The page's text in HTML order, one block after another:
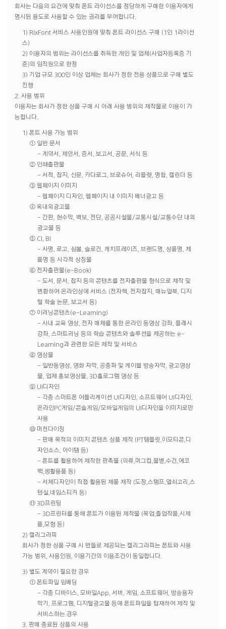
회사는 다음의 요건에 맞춰 폰트 라이선스를 정당하게 구매한 이용자에게
명시된 용도로 사용할 수 있는 권리를 부여합니다.
1) RixFont 서비스 사용인원에 맞춰 폰트 라이선스 구매 (1인 1라이선
스)
2) 이용자의 범위는 라이선스를 취득한 개인 및 업체(사업자등록증 기
준)의 임직원으로 한정
3) 기업 규모 300인 이상 업체는 회사가 정한 전용 상품으로 구매 별도
진행
2. 사용 범위
이용자는 회사가 정한 상품 구매 시 아래 사용 범위의 제작물로 이용이 가
능합니다.
1) 폰트 사용 가능 범위
① 일반 문서
- 계약서, 제안서, 증서, 보고서, 공문, 서식 등
② 인쇄출판물
- 서적, 잡지, 신문, 카다로그, 브로슈어, 리플렛, 명함, 캘린더 등
③ 웹페이지 이미지
- 웹페이지 디자인, 웹페이지 내 이미지 배너광고 등
④ 옥내외광고물
- 간판, 현수막, 벽보, 전단, 공공시설물/교통시설/교통수단 내외
광고물 등
⑤ CI, BI
- 사명, 로고, 심볼, 슬로건, 캐치프레이즈, 브랜드명, 상품명, 제
품명 등 시각적 상징물
⑥ 전자출판물(e-Book)
- 도서, 문서, 잡지 등의 콘텐츠를 전자출판물 형식으로 제작 및
변환하여 온라인상에 서비스 (전자책, 전자잡지, 매뉴얼북, 디지
털 학술 논문, 보고서 등)
⑦ 이러닝콘텐츠(e-Learning)
- 사내 교육 영상, 전자 매체를 통한 온라인 동영상 강좌, 플래시
강좌, 스마트러닝 등의 학습 콘텐츠와 솔루션을 제공하는 e-
Learning과 관련한 모든 제작 및 서비스
⑧ 영상물
- 일반동영상, 영화 자막, 공중파 및 케이블 방송자막, 광고영상
물, 업체 홍보영상물, 3D홀로그램 영상 등
⑨ UI디자인
- 각종 스마트폰 어플리케이션 UI디자인, 소프트웨어 UI디자인,
온라인PC게임/콘솔게임/모바일게임의 UI디자인을 이미지로만
사용
⑩ 머천다이징
- 판매 목적의 이미지 콘텐츠 상품 제작 (PT템플릿,이모티콘,디
자인소스, 아이템 등)
- 폰트를 활용하여 제작한 판촉물 (의류,머그컵,물병,수건,에코
백,생활용품 등)
- 서체디자인이 직접 활용된 제품 제작 (도장,스탬프,열쇠고리,스
텐실,네임스티커 등)
⑪ 3D프린팅
- 3D프린터를 통해 폰트가 이용된 제작물 (목업,졸업작품,시제
품,모형 등)
2) 캘리그라피
회사가 정한 상품 구매 시 번들로 제공되는 캘리그라피는 폰트와 사용
가능 범위, 사용인원, 이용기간의 이용조건이 동일합니다.
3) 별도 계약이 필요한 경우
① 폰트파일 임베딩
- 각종 디바이스, 모바일App, 서버, 게임, 소프트웨어, 방송용자
막기, 프로그램, 디지털광고물 등에 폰트파일을 탑재하여 제작 및
서비스하는 경우
3. 판매 종료된 상품의 사용